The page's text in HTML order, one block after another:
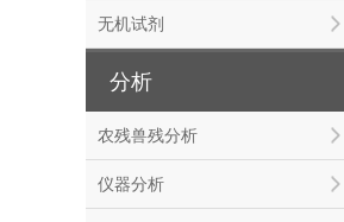
无机试剂
分析
农残兽残分析
仪器分析